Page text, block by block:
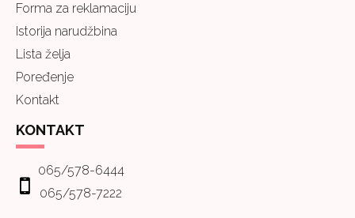
Forma za reklamaciju
Istorija narudžbina
Lista želja
Poređenje
Kontakt
KONTAKT
065/578-6444
065/578-7222